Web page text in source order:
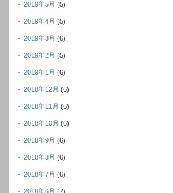
2019年5月 (5)
2019年4月 (5)
2019年3月 (6)
2019年2月 (5)
2019年1月 (6)
2018年12月 (6)
2018年11月 (6)
2018年10月 (6)
2018年9月 (6)
2018年8月 (6)
2018年7月 (6)
2018年6月 (7)